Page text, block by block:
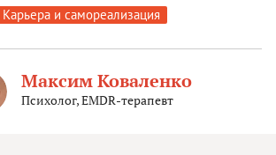
Карьера и самореализация
Максим Коваленко
Психолог, EMDR-терапевт